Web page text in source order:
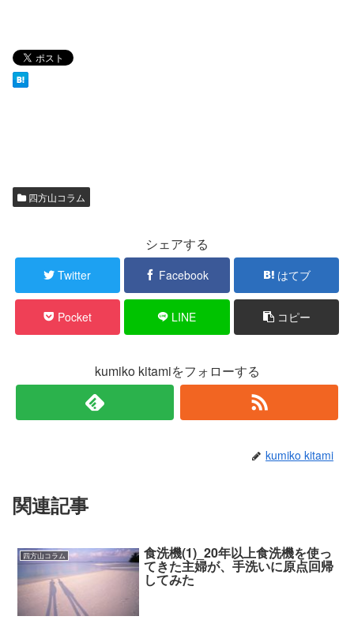
四方山コラム
シェアする
Twitter Facebook はてブ
Pocket LINE コピー
kumiko kitamiをフォローする
kumiko kitami
関連記事
四方山コラム 食洗機(1)_20年以上食洗機を使っ
てきた主婦が、手洗いに原点回帰
してみた